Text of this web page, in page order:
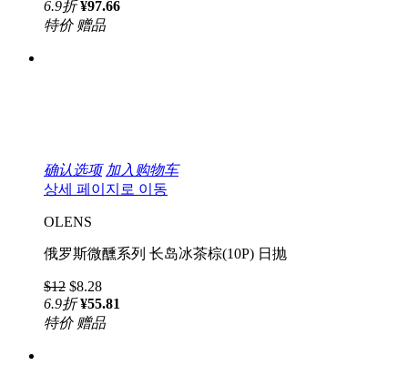
6.9折 ¥97.66
特价 赠品
确认选项 加入购物车
상세 페이지로 이동
OLENS
俄罗斯微醺系列 长岛冰茶棕(10P) 日抛
$12 $8.28
6.9折 ¥55.81
特价 赠品